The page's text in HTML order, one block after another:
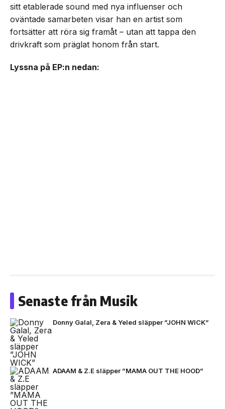
sitt etablerade sound med nya influenser och
oväntade samarbeten visar han en artist som
fortsätter att röra sig framåt – utan att tappa den
drivkraft som präglat honom från start.
Lyssna på EP:n nedan:
Senaste från Musik
Donny Galal, Zera & Yeled släpper ”JOHN WICK”
ADAAM & Z.E släpper ”MAMA OUT THE HOOD”